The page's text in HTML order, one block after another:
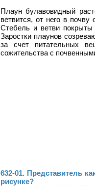
Плаун булавовидный
ветвится, от него в
Стебель и ветви
Заростки плаунов
за счет питательных
сожительства с
632-01. Представитель
рисунке?